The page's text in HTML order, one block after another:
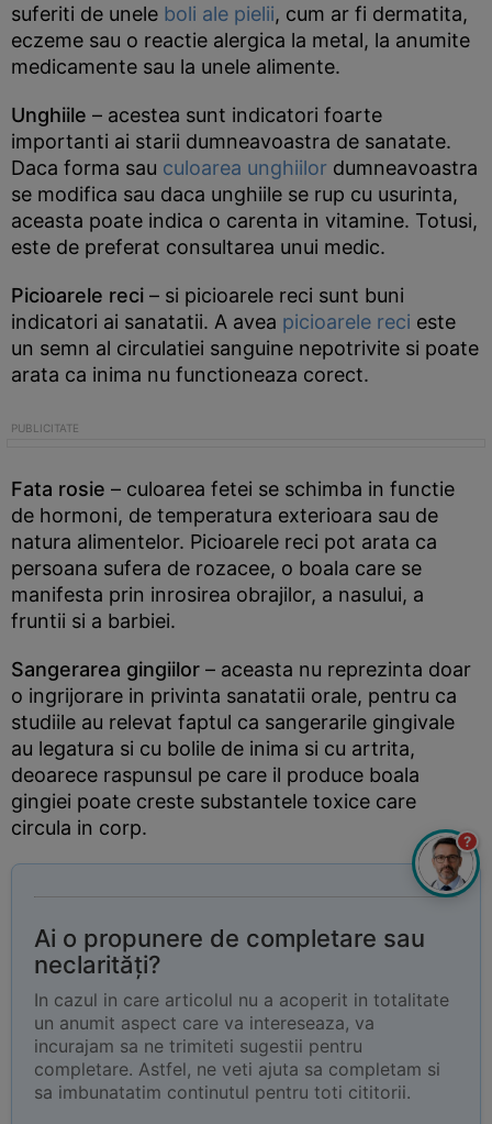
suferiti de unele boli ale pielii, cum ar fi dermatita,
eczeme sau o reactie alergica la metal, la anumite
medicamente sau la unele alimente.
Unghiile – acestea sunt indicatori foarte
importanti ai starii dumneavoastra de sanatate.
Daca forma sau culoarea unghiilor dumneavoastra
se modifica sau daca unghiile se rup cu usurinta,
aceasta poate indica o carenta in vitamine. Totusi,
este de preferat consultarea unui medic.
Picioarele reci – si picioarele reci sunt buni
indicatori ai sanatatii. A avea picioarele reci este
un semn al circulatiei sanguine nepotrivite si poate
arata ca inima nu functioneaza corect.
Fata rosie – culoarea fetei se schimba in functie
de hormoni, de temperatura exterioara sau de
natura alimentelor. Picioarele reci pot arata ca
persoana sufera de rozacee, o boala care se
manifesta prin inrosirea obrajilor, a nasului, a
fruntii si a barbiei.
Sangerarea gingiilor – aceasta nu reprezinta doar
o ingrijorare in privinta sanatatii orale, pentru ca
studiile au relevat faptul ca sangerarile gingivale
au legatura si cu bolile de inima si cu artrita,
deoarece raspunsul pe care il produce boala
gingiei poate creste substantele toxice care
circula in corp.
Ai o propunere de completare sau
neclarități?
In cazul in care articolul nu a acoperit in totalitate
un anumit aspect care va intereseaza, va
incurajam sa ne trimiteti sugestii pentru
completare. Astfel, ne veti ajuta sa completam si
sa imbunatatim continutul pentru toti cititorii.
?